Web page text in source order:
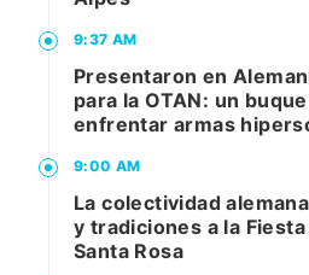
9:37 AM
Presentaron en
para la OTAN: un
enfrentar armas
9:00 AM
La colectividad
y tradiciones a la
Santa Rosa